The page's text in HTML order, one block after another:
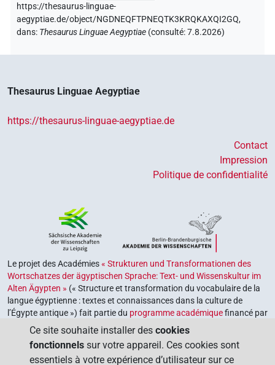
https://thesaurus-linguae-
aegyptiae.de/object/NGDNEQFTPNEQTK3KRQKAXQI2GQ,
dans: Thesaurus Linguae Aegyptiae (consulté:7.8.2026)
Thesaurus Linguae Aegyptiae
https://thesaurus-linguae-aegyptiae.de
Contact
Impression
Politique de confidentialité
Le projet des Académies« Strukturen und Transformationen des
Wortschatzes der ägyptischen Sprache: Text- und Wissenskultur im
Alten Ägypten » (« Structure et transformation du vocabulaire de la
langue égyptienne : textes et connaissances dans la culture de
l’Égypte antique ») fait partie du programme académiquefinancé par
le gouvernement fédéral et les gouvernements des Länder de la
retrouver et explorer notre héritage culturel. Le programme est
coordonné par l’Union des académies allemandes des sciences et
Ce site souhaite installer des cookies
fonctionnels sur votre appareil. Ces cookies sont
essentiels à votre expérience d’utilisateur sur ce